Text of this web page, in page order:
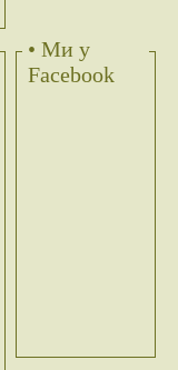
• Ми у
Facebook